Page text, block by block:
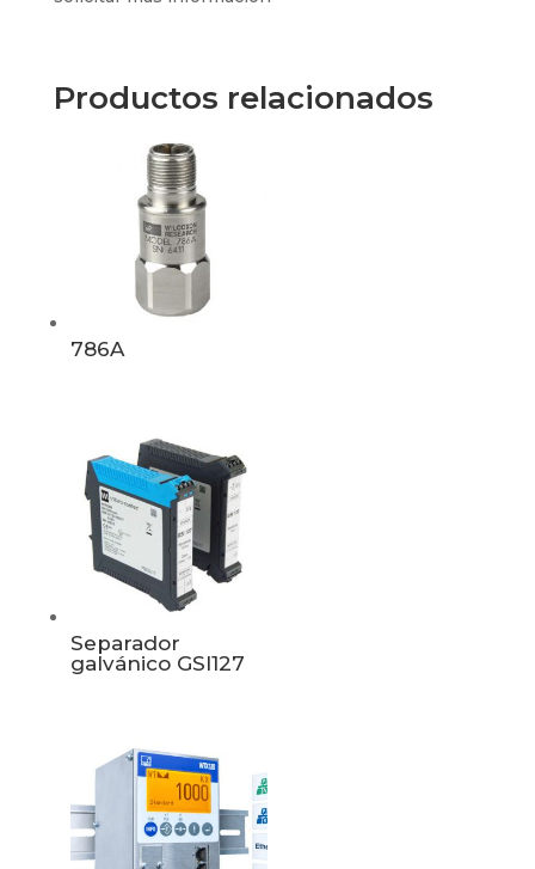
Productos relacionados
786A
Separador
galvánico GSI127